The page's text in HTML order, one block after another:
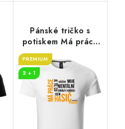
Pánské tričko s
potiskem Má práce
je hasič
PREMIUM
2 + 1